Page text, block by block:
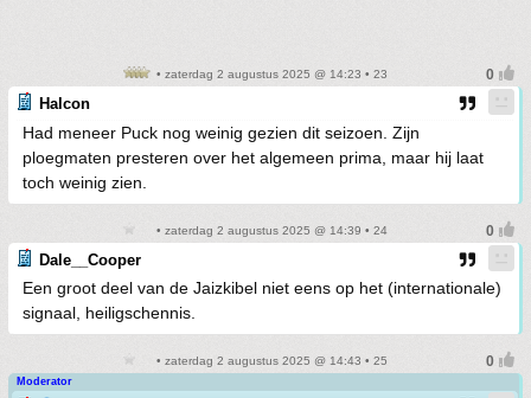
• zaterdag 2 augustus 2025 @ 14:23 • 23
Halcon
Had meneer Puck nog weinig gezien dit seizoen. Zijn
ploegmaten presteren over het algemeen prima, maar hij laat
toch weinig zien.
• zaterdag 2 augustus 2025 @ 14:39 • 24
Dale__Cooper
Een groot deel van de Jaizkibel niet eens op het (internationale)
signaal, heiligschennis.
• zaterdag 2 augustus 2025 @ 14:43 • 25
Moderator